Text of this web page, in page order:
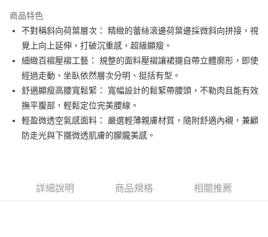
悠遊付
大哥付你分期
相關說明
【大哥付你分期使用說明】
1.本服務由台灣大哥大提供，台灣大哥大用戶可立即使用無須另外申請。
2.付款方式選擇「大哥付你分期」，訂單成立後會自動跳轉到大哥付的交易
流程，驗證手機門號後，選擇欲分期的期數、繳款截止日，確認付款後即完
成交易。
3.實際核准額度、可分期數及費用金額請依後續交易確認頁面所載為準。
4.訂單成立30分鐘內，如未前往確認交易或遇審核未通過，訂單將自動取
醒簡訊。
AFTEE先享後付
相關說明
【關於「AFTEE先享後付」】
AFTEE先享後付是「在收到商品之後才付款」的支付方式。 讓您購物簡單
便利好安心！
１．簡單：不需註冊會員、不需綁卡、不需儲值。
【「AFTEE先享後付」結帳流程】
１．於結帳方式選擇「AFTEE先享後付」後，將跳轉至「AFTEE先享後付」
ATM付款
商品特色
不對稱斜向荷葉層次： 精緻的蕾絲滾邊荷葉邊採微斜向拼接，視
覺上向上延伸，打破沉重感，超級顯瘦。
細緻百褶壓褶工藝： 規整的面料壓褶讓裙擺自帶立體廓形，即使
經過走動、坐臥依然層次分明、挺括有型。
舒適顯瘦高腰寬鬆緊： 寬幅設計的鬆緊帶腰頭，不勒肉且能有效
撫平腹部，輕鬆定位完美腰線。
輕盈微透空氣感面料： 嚴選輕薄親膚材質，隨附舒適內襯，兼顧
防走光與下擺微透肌膚的朦朧美感。
詳細說明 商品規格 相關推薦